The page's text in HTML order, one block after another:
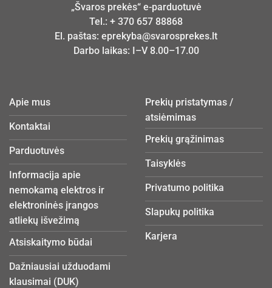
„Švaros prekės“ e-parduotuvė
Tel.: + 370 657 88868
El. paštas: eprekyba@svarosprekes.lt
Darbo laikas: I–V 8.00–17.00
Apie mus
Kontaktai
Parduotuvės
Informacija apie
nemokamą elektros ir
elektroninės įrangos
atliekų išvežimą
Atsiskaitymo būdai
Dažniausiai užduodami
klausimai (DUK)
Prekių pristatymas /
atsiėmimas
Prekių grąžinimas
Taisyklės
Privatumo politika
Slapukų politika
Karjera